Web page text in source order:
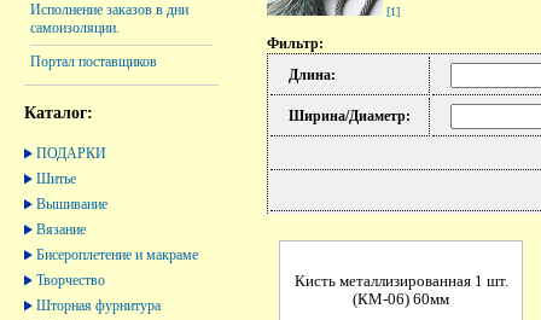
Исполнение заказов в дни
самоизоляции.
Портал поставщиков
Каталог:
ПОДАРКИ
Шитье
Вышивание
Вязание
Бисероплетение и макраме
Творчество
Шторная фурнитура
[1]
Фильтр:
Длина:
Ширина/Диаметр:
Кисть металлизированная 1 шт.
(КМ-06) 60мм